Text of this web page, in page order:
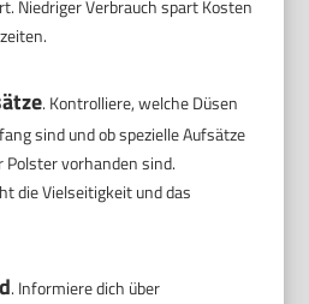
Niedriger Verbrauch spart Kosten
. Kontrolliere, welche Düsen
sind und ob spezielle Aufsätze
Polster vorhanden sind.
die Vielseitigkeit und das
. Informiere dich über